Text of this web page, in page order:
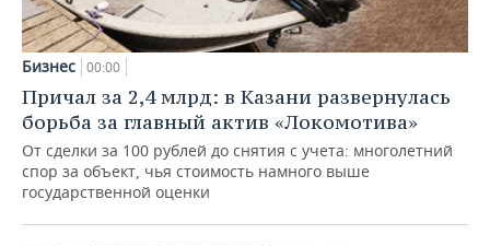
Бизнес 00:00
Причал за 2,4 млрд: в Казани развернулась
борьба за главный актив «Локомотива»
От сделки за 100 рублей до снятия с учета: многолетний
спор за объект, чья стоимость намного выше
государственной оценки